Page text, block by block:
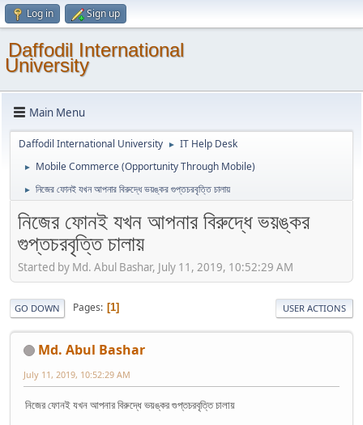
Log in Sign up
Daffodil International
University
Main Menu
Daffodil International University ► IT Help Desk
► Mobile Commerce (Opportunity Through Mobile)
► নিজের ফোনই যখন আপনার বিরুদ্ধে ভয়ঙ্কর গুপ্তচরবৃত্তি চালায়
নিজের ফোনই যখন আপনার বিরুদ্ধে ভয়ঙ্কর
গুপ্তচরবৃত্তি চালায়
Started by Md. Abul Bashar, July 11, 2019, 10:52:29 AM
GO DOWN Pages 1 USER ACTIONS
Md. Abul Bashar
July 11, 2019, 10:52:29 AM
নিজের ফোনই যখন আপনার বিরুদ্ধে ভয়ঙ্কর গুপ্তচরবৃত্তি চালায়